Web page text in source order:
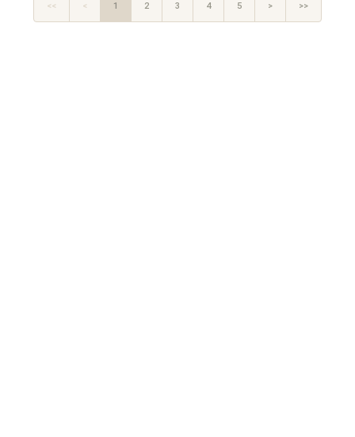
<< < 1 2 3 4 5 > >>